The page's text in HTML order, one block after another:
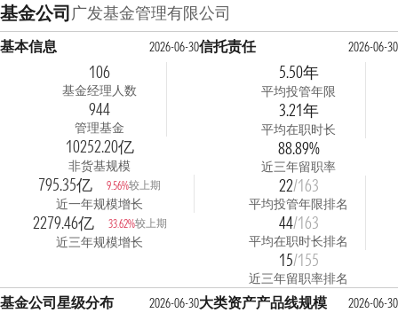
基金公司广发基金管理有限公司
基本信息 2026-06-30
106
基金经理人数
944
管理基金
10252.20亿
非货基规模
795.35亿 9.56%较上期
近一年规模增长
2279.46亿 33.62%较上期
近三年规模增长
信托责任 2026-06-30
5.50年
平均投管年限
3.21年
平均在职时长
88.89%
近三年留职率
22/163
平均投管年限排名
44/163
平均在职时长排名
15/155
近三年留职率排名
基金公司星级分布
2026-06-30大类资产产品线规模
2026-06-30